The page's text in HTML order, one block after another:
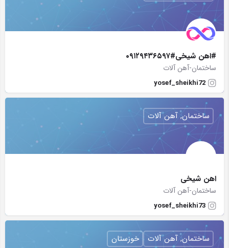
#اهن شیخی#۰۹۱۲۹۴۳۶۵۹۷
ساختمان-آهن آلات
yosef_sheikhi72
اهن شیخی
ساختمان-آهن آلات
yosef_sheikhi73
ساختمان, آهن آلات
ساختمان, آهن آلات خوزستان